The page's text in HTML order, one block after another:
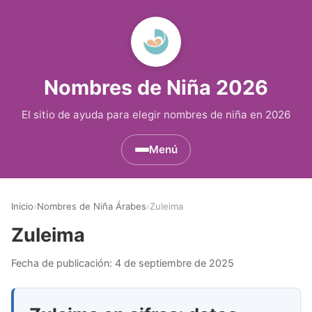
Nombres de Niña 2026
El sitio de ayuda para elegir nombres de niña en 2026
Menú
Nombres de Niña Egipcios
Nombres de Niña Americanos
Inicio›Nombres de Niña Árabes›Zuleima
Zuleima
Fecha de publicación: 4 de septiembre de 2025